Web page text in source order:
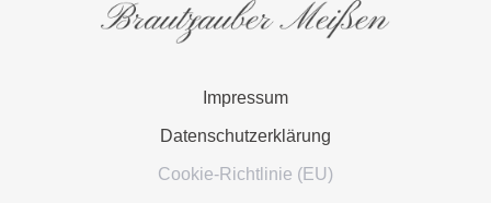
Impressum
Datenschutzerklärung
Cookie-Richtlinie (EU)